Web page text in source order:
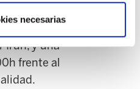
necesarias
Irún, y una
frente al